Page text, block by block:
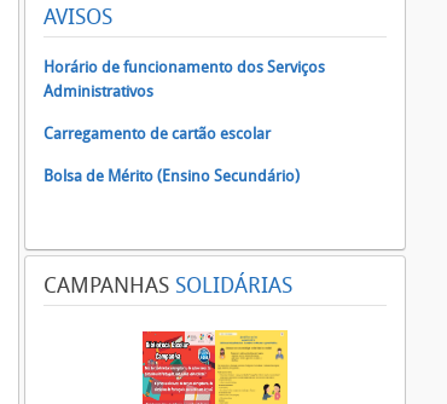
AVISOS
Horário de funcionamento dos Serviços
Administrativos
Carregamento de cartão escolar
Bolsa de Mérito (Ensino Secundário)
CAMPANHAS SOLIDÁRIAS